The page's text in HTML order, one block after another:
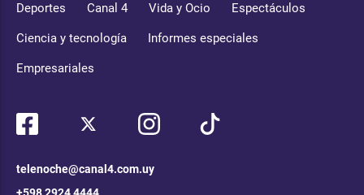
Deportes Canal 4 Vida y Ocio Espectáculos
Ciencia y tecnología Informes especiales
Empresariales
telenoche@canal4.com.uy
+598 2924 4444